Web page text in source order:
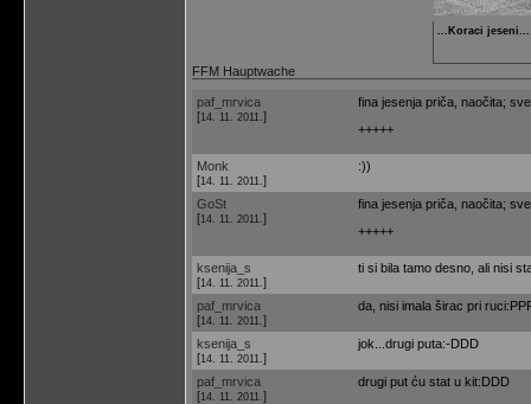
...Koraci jeseni...
FFM Hauptwache
paf_mrvica
[14. 11. 2011. ]
fina jesenja priča, naočita;
+++++
Monk
[14. 11. 2011. ]
:))
GoSt
[14. 11. 2011. ]
fina jesenja priča, naočita;
+++++
ksenija_s
[14. 11. 2011. ]
ti si bila tamo desno, ali nisi
paf_mrvica
[14. 11. 2011. ]
da, nisi imala širac pri
ksenija_s
[14. 11. 2011. ]
jok...drugi puta:-DDD
paf_mrvica
[14. 11. 2011. ]
drugi put ću stat u kit:DDD